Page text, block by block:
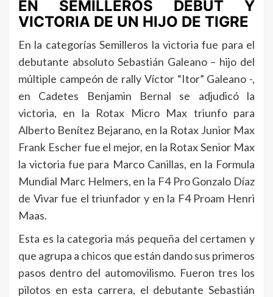
EN SEMILLEROS DEBUT Y
VICTORIA DE UN HIJO DE TIGRE
En la categorías Semilleros la victoria fue para el
debutante absoluto Sebastián Galeano – hijo del
múltiple campeón de rally Víctor “Itor” Galeano -,
en Cadetes Benjamin Bernal se adjudicó la
victoria, en la Rotax Micro Max triunfo para
Alberto Benítez Bejarano, en la Rotax Junior Max
Frank Escher fue el mejor, en la Rotax Senior Max
la victoria fue para Marco Canillas, en la Formula
Mundial Marc Helmers, en la F4 Pro Gonzalo Díaz
de Vivar fue el triunfador y en la F4 Proam Henri
Maas.
Esta es la categoria más pequeña del certamen y
que agrupa a chicos que están dando sus primeros
pasos dentro del automovilismo. Fueron tres los
pilotos en esta carrera, el debutante Sebastián